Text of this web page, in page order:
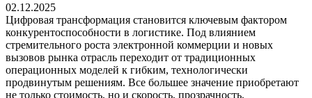
02.12.2025
Цифровая трансформация становится ключевым фактором
конкурентоспособности в логистике. Под влиянием
стремительного роста электронной коммерции и новых
вызовов рынка отрасль переходит от традиционных
операционных моделей к гибким, технологически
продвинутым решениям. Все большее значение приобретают
не только стоимость, но и скорость, прозрачность,